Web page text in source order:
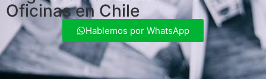
Oficinas en Chile
Hablemos por WhatsApp